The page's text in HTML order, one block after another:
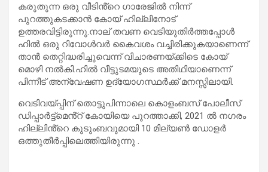
കരുതുന്ന ഒരു വീടിൻ്റെ ഗാരേജിൽ നിന്ന്
പുറത്തുകടക്കാൻ കോയ് ഹില്ലിനോട്
ഉത്തരവിട്ടിരുന്നു.നാല് തവണ വെടിയുതിർത്തപ്പോൾ
ഹിൽ ഒരു റിവോൾവർ കൈവശം വച്ചിരിക്കുകയാണെന്ന്
താൻ തെറ്റിദ്ധരിച്ചുവെന്ന് വിചാരണയ്ക്കിടെ കോയ്
മൊഴി നൽകി.ഹിൽ വീട്ടുടമയുടെ അതിഥിയാണെന്ന്
പിന്നീട് അന്വേഷണ ഉദ്യോഗസ്ഥർക്ക് മനസ്സിലായി.
വെടിവയ്പ്പിന് തൊട്ടുപിന്നാലെ കൊളംബസ് പോലീസ്
ഡിപ്പാർട്ട്മെൻ്റ് കോയിയെ പുറത്താക്കി, 2021 ൽ നഗരം
ഹില്ലിൻ്റെ കുടുംബവുമായി 10 മില്യൺ ഡോളർ
ഒത്തുതീർപ്പിലെത്തിയിരുന്നു .